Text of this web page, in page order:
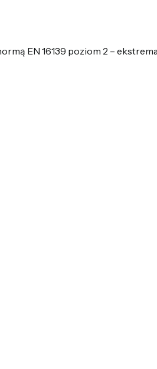
EN 16139 poziom 2 –